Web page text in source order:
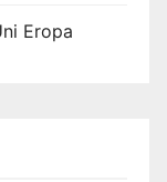
Eropa